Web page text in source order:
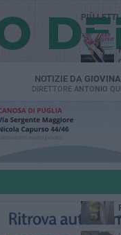
NOTIZIE DA
DIRETTORE ANTONIO
PIÙ
polemiche